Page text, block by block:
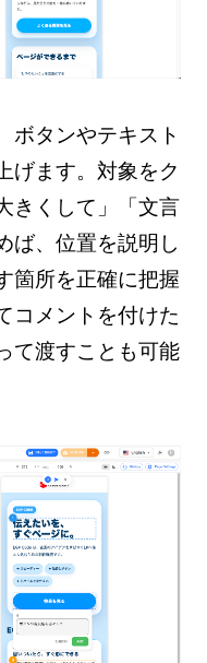
ボタンやテキスト
げます。対象をク
きくして」「文言
ば、位置を説明し
箇所を正確に把握
コメントを付けた
て渡すことも可能